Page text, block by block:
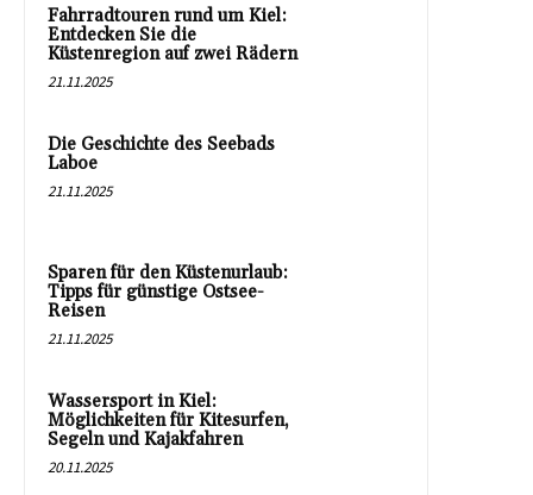
Fahrradtouren rund um Kiel:
Entdecken Sie die
Küstenregion auf zwei Rädern
21.11.2025
Die Geschichte des Seebads
Laboe
21.11.2025
Sparen für den Küstenurlaub:
Tipps für günstige Ostsee-
Reisen
21.11.2025
Wassersport in Kiel:
Möglichkeiten für Kitesurfen,
Segeln und Kajakfahren
20.11.2025